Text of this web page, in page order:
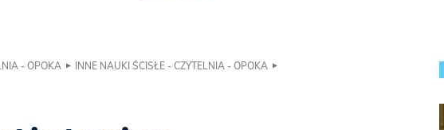
- OPOKA
INNE NAUKI ŚCISŁE - CZYTELNIA - OPOKA